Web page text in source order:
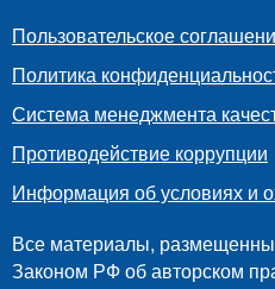
Пользовательское
Политика
Система менеджмента
Противодействие коррупции
Информация об условиях и
Все материалы,
Законом РФ об авторском